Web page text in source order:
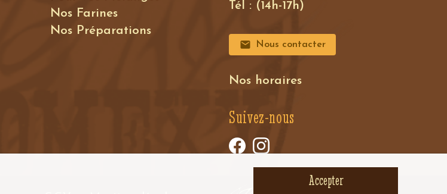
Nos Farines
Nos Préparations
Tél : (14h-17h)
Nous contacter
Nos horaires
Suivez-nous
Accepter